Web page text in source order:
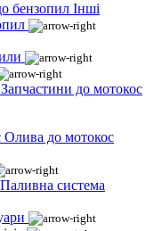
Інші
Запчастини до мотокос
Олива до мотокос
Паливна система